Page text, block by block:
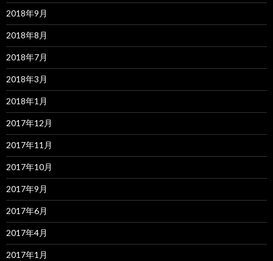
2018年9月
2018年8月
2018年7月
2018年3月
2018年1月
2017年12月
2017年11月
2017年10月
2017年9月
2017年6月
2017年4月
2017年1月